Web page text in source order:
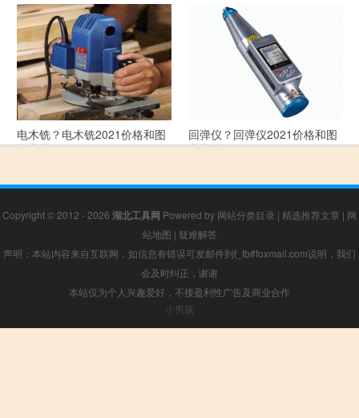
花纹板？花纹板2021价格和图
文详情
排烟阀？排烟阀2021价格和图
电木铣？电木铣2021价格和图
文详情
回弹仪？回弹仪2021价格和图
文详情
Copyright © 2012 - 2026 湖北工具网 Powered by 网站分类目录 | 精选推荐文章 | 网
站地图 | 疑难解答
声明：本站内容来自互联网，如信息有错误可发邮件到f_fb#foxmail.com说明，我们
会及时纠正，谢谢
本站仅为个人兴趣爱好，不接盈利性广告及商业合作
小男孩